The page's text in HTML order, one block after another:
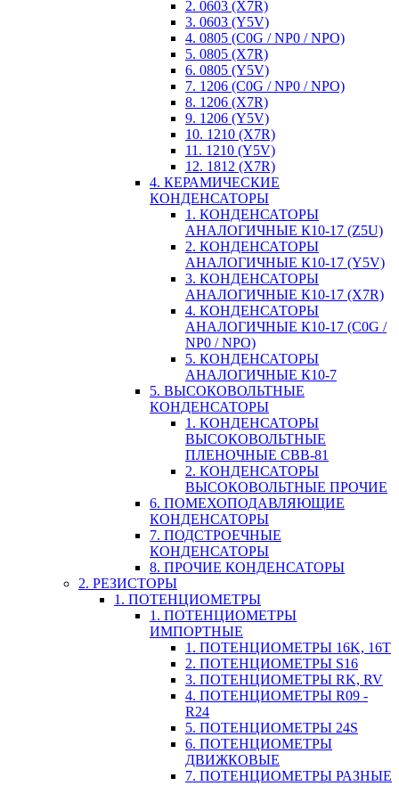
2. 0603 (X7R)
3. 0603 (Y5V)
4. 0805 (C0G / NP0 / NPO)
5. 0805 (X7R)
6. 0805 (Y5V)
7. 1206 (C0G / NP0 / NPO)
8. 1206 (X7R)
9. 1206 (Y5V)
10. 1210 (X7R)
11. 1210 (Y5V)
12. 1812 (X7R)
4. КЕРАМИЧЕСКИЕ
КОНДЕНСАТОРЫ
1. КОНДЕНСАТОРЫ
АНАЛОГИЧНЫЕ К10-17 (Z5U)
2. КОНДЕНСАТОРЫ
АНАЛОГИЧНЫЕ К10-17 (Y5V)
3. КОНДЕНСАТОРЫ
АНАЛОГИЧНЫЕ К10-17 (X7R)
4. КОНДЕНСАТОРЫ
АНАЛОГИЧНЫЕ К10-17 (C0G /
NP0 / NPO)
5. КОНДЕНСАТОРЫ
АНАЛОГИЧНЫЕ К10-7
5. ВЫСОКОВОЛЬТНЫЕ
КОНДЕНСАТОРЫ
1. КОНДЕНСАТОРЫ
ВЫСОКОВОЛЬТНЫЕ
ПЛЕНОЧНЫЕ CBB-81
2. КОНДЕНСАТОРЫ
ВЫСОКОВОЛЬТНЫЕ ПРОЧИЕ
6. ПОМЕХОПОДАВЛЯЮЩИЕ
КОНДЕНСАТОРЫ
7. ПОДСТРОЕЧНЫЕ
КОНДЕНСАТОРЫ
8. ПРОЧИЕ КОНДЕНСАТОРЫ
2. РЕЗИСТОРЫ
1. ПОТЕНЦИОМЕТРЫ
1. ПОТЕНЦИОМЕТРЫ
ИМПОРТНЫЕ
1. ПОТЕНЦИОМЕТРЫ 16K, 16T
2. ПОТЕНЦИОМЕТРЫ S16
3. ПОТЕНЦИОМЕТРЫ RK, RV
4. ПОТЕНЦИОМЕТРЫ R09 -
R24
5. ПОТЕНЦИОМЕТРЫ 24S
6. ПОТЕНЦИОМЕТРЫ
ДВИЖКОВЫЕ
7. ПОТЕНЦИОМЕТРЫ РАЗНЫЕ